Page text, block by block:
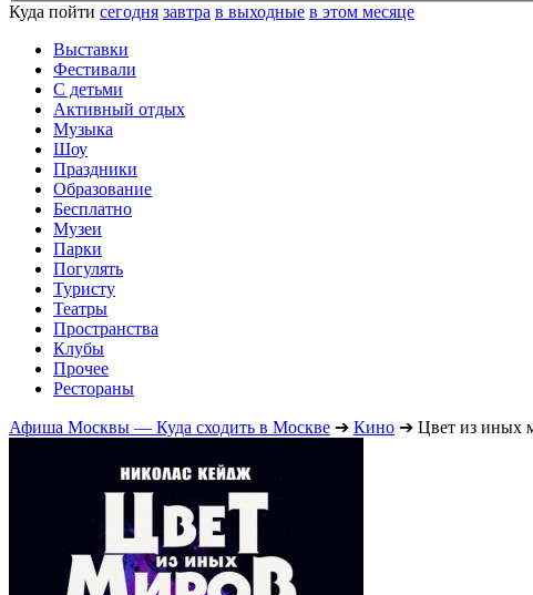
Куда пойти сегодня завтра в выходные в этом месяце
Выставки
Фестивали
С детьми
Активный отдых
Музыка
Шоу
Праздники
Образование
Бесплатно
Музеи
Парки
Погулять
Туристу
Театры
Пространства
Клубы
Прочее
Рестораны
Афиша Москвы — Куда сходить в Москве ➔ Кино ➔ Цвет из иных